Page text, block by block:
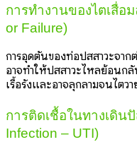
การทำงานของไตเสื่อ
or Failure)
การอุดตันของท่อปัสสาวะจา
อาจทำให้ปัสสาวะไหลย้อนกลั
เรื้อรังและอาจลุกลามจนไตวา
การติดเชื้อในทางเดิน
Infection – UTI)